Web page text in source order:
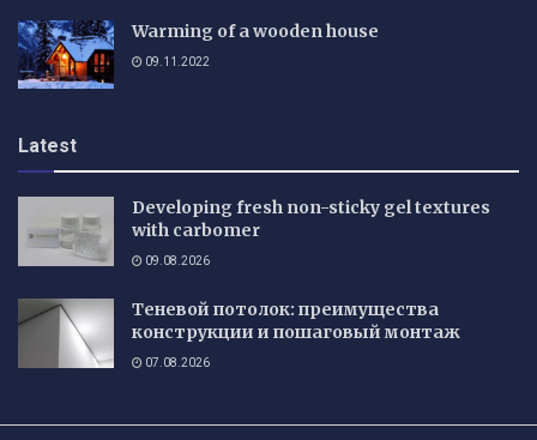
Warming of a wooden house
09.11.2022
Latest
Developing fresh non-sticky gel textures
with carbomer
09.08.2026
Теневой потолок: преимущества
конструкции и пошаговый монтаж
07.08.2026